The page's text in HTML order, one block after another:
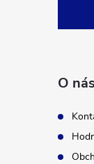
O nás